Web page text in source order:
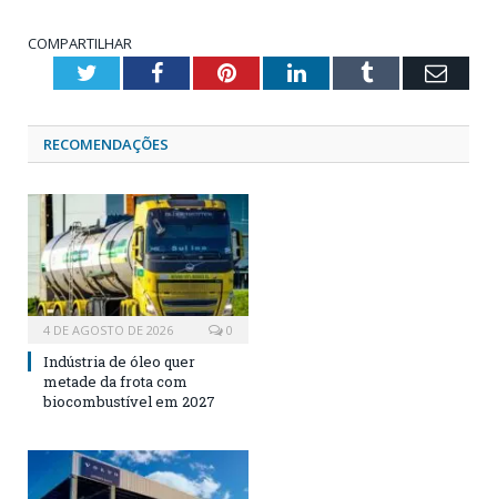
COMPARTILHAR
TwitterFacebookPinterestLinkedInTumblr
RECOMENDAÇÕES
4 DE AGOSTO DE 2026 0
Indústria de óleo quer
metade da frota com
biocombustível em 2027